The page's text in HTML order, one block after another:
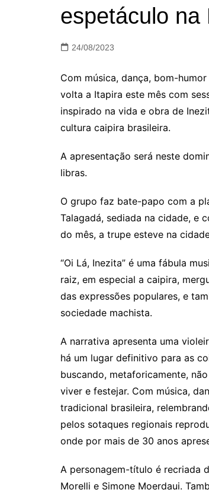
espetáculo na
24/08/2023
Com música, dança, bom-
volta a Itapira este mês com
inspirado na vida e obra de
cultura caipira brasileira.
A apresentação será neste
libras.
O grupo faz bate-papo com a
Talagadá, sediada na cidade, e
do mês, a trupe esteve na
“Oi Lá, Inezita” é uma fábula
raiz, em especial a caipira,
das expressões populares, e
sociedade machista.
A narrativa apresenta uma
há um lugar definitivo para as
buscando, metaforicamente,
viver e festejar. Com música,
tradicional brasileira,
pelos sotaques regionais
onde por mais de 30 anos
A personagem-título é recriada
Morelli e Simone Moerdaui.